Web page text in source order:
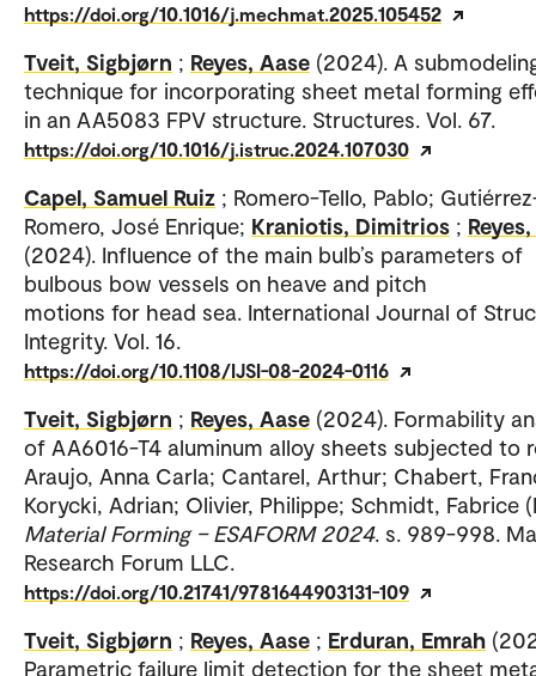
https://doi.org/10.1016/j.mechmat.2025.105452
Tveit, Sigbjørn ; Reyes, Aase (2024). A
technique for incorporating sheet metal forming
in an AA5083 FPV structure. Structures. Vol. 67.
https://doi.org/10.1016/j.istruc.2024.107030
Capel, Samuel Ruiz ; Romero-Tello, Pablo;
Romero, José Enrique; Kraniotis, Dimitrios ;
(2024). Influence of the main bulb’s parameters of
bulbous bow vessels on heave and pitch
motions for head sea. International Journal of
Integrity. Vol. 16.
https://doi.org/10.1108/IJSI-08-2024-0116
Tveit, Sigbjørn ; Reyes, Aase (2024). Formability
of AA6016-T4 aluminum alloy sheets subjected to
Araujo, Anna Carla; Cantarel, Arthur; Chabert,
Korycki, Adrian; Olivier, Philippe; Schmidt, Fabrice
Material Forming – ESAFORM 2024. s. 989-998.
Research Forum LLC.
https://doi.org/10.21741/9781644903131-109
Tveit, Sigbjørn ; Reyes, Aase ; Erduran, Emrah
Parametric failure limit detection for the sheet